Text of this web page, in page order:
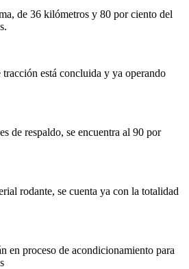
de 36 kilómetros y 80 por ciento del
está concluida y ya operando
de respaldo, se encuentra al 90 por
rodante, se cuenta ya con la totalidad
en proceso de acondicionamiento para